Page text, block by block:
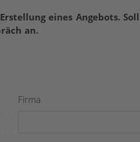
eines Angebots.
an.
Firma